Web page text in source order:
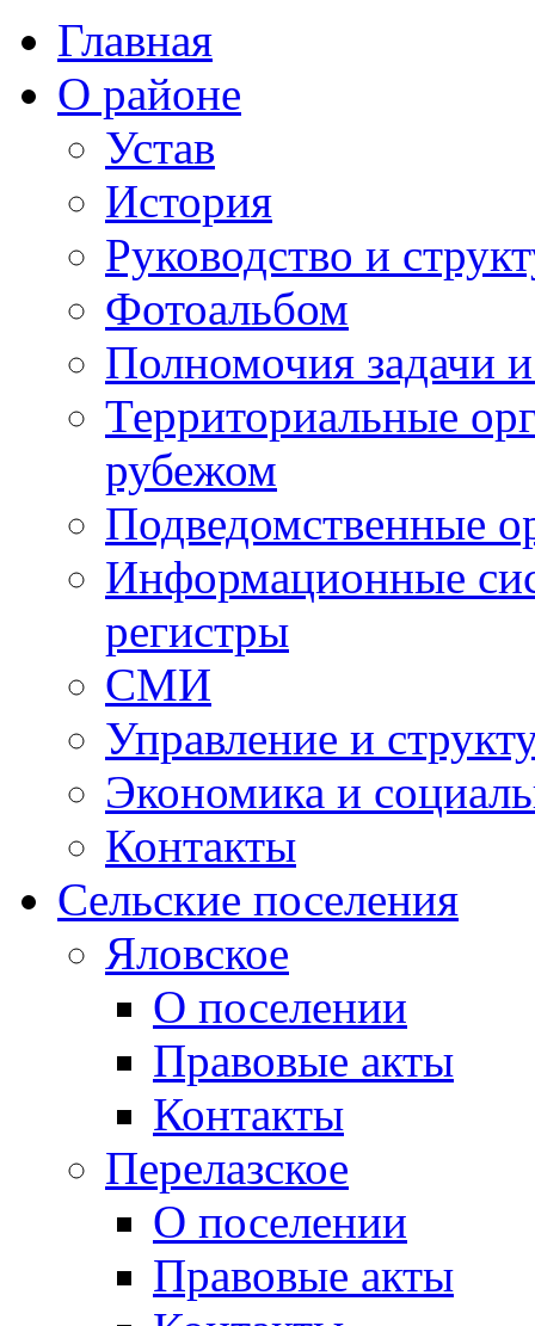
Главная
О районе
Устав
История
Руководство и
Фотоальбом
Полномочия задачи
Территориальные
рубежом
Подведомственные
Информационные
регистры
СМИ
Управление и
Экономика и
Контакты
Сельские поселения
Яловское
О поселении
Правовые акты
Контакты
Перелазское
О поселении
Правовые акты